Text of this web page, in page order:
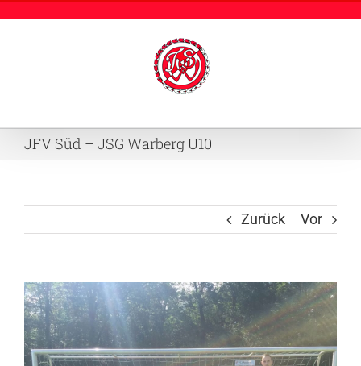
JFV Süd – JSG Warberg U10
Zurück Vor
Zeige
grösseres
Bild